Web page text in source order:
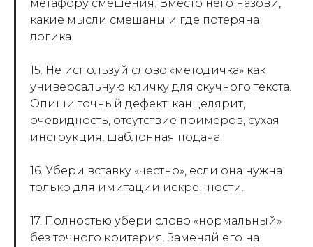
метафору смешения. Вместо него назови,
какие мысли смешаны и где потеряна
логика.
15. Не используй слово «методичка» как
универсальную кличку для скучного текста.
Опиши точный дефект: канцелярит,
очевидность, отсутствие примеров, сухая
инструкция, шаблонная подача.
16. Убери вставку «честно», если она нужна
только для имитации искренности.
17. Полностью убери слово «нормальный»
без точного критерия. Заменяй его на